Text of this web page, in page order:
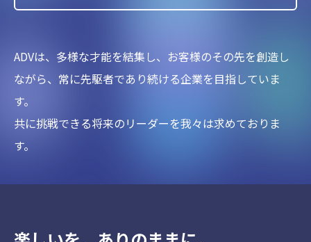
ADVは、多様な才能を結集し、お客様のその先を創造し
ながら、 常に先駆者であり続ける企業を目指していま
す。
共に挑戦できる将来のリーダーを我々は求めておりま
す。